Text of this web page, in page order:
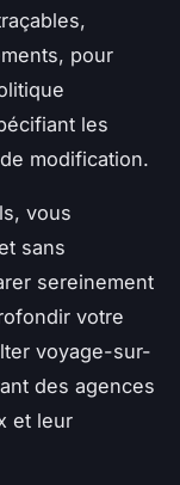
pour
les
modification.
vous
sans
sereinement
votre
voyage-sur-
des agences
et leur